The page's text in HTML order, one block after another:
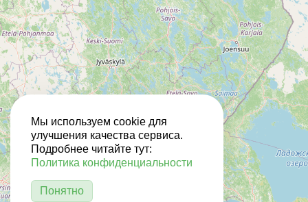
Мы используем cookie для
улучшения качества сервиса.
Подробнее читайте тут:
Политика конфиденциальности
Понятно